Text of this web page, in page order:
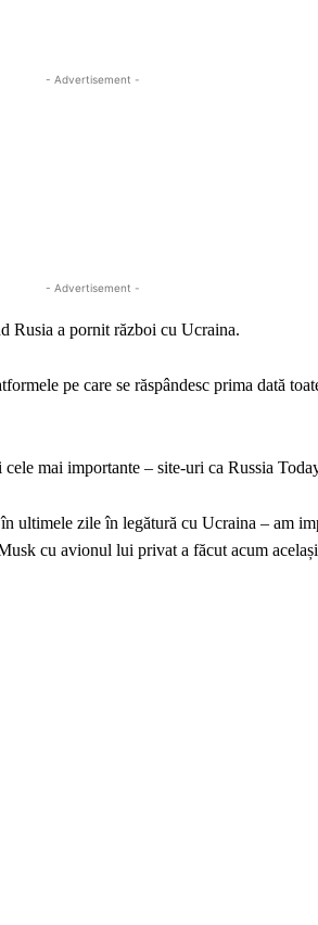
- Advertisement -
- Advertisement -
Rusia a pornit război cu Ucraina.
pe care se răspândesc prima dată
mai importante – site-uri ca Russia
ultimele zile în legătură cu Ucraina – am
cu avionul lui privat a făcut acum